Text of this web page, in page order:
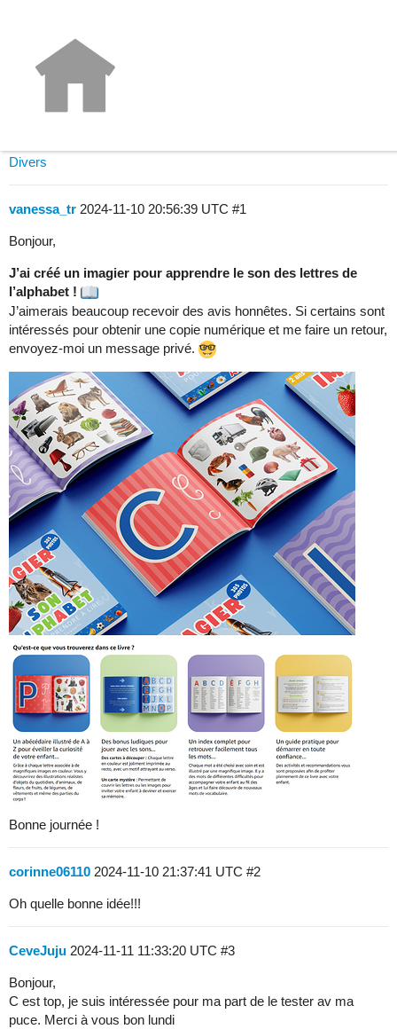
BESOIN D'AVIS - J'ai créé un
Divers
vanessa_tr 2024-11-10 20:56:39 UTC #1
Bonjour,
J’ai créé un imagier pour apprendre le son des lettres de
l’alphabet !
J’aimerais beaucoup recevoir des avis honnêtes. Si certains sont
intéressés pour obtenir une copie numérique et me faire un retour,
envoyez-moi un message privé.
Bonne journée !
corinne06110 2024-11-10 21:37:41 UTC #2
Oh quelle bonne idée!!!
CeveJuju 2024-11-11 11:33:20 UTC #3
Bonjour,
C est top, je suis intéressée pour ma part de le tester av ma
puce. Merci à vous bon lundi